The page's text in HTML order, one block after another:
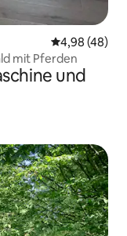
4,98 (48)
mit Pferden
und